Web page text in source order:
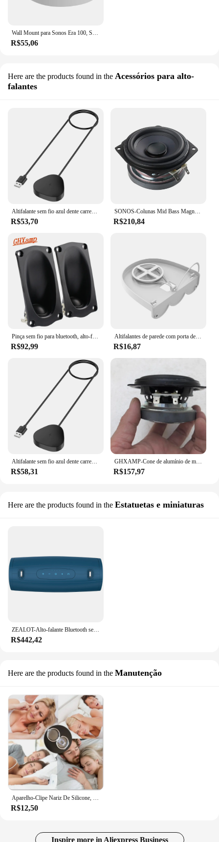
Wall Mount para Sonos Era 100, Smart Speaker Holder para suporte áudio, branco
R$55,06
Here are the products found in the Acessórios para alto-
falantes
Altifalante sem fio azul dente carregador com proteção de sobrecorrente magnética carregadorSonos Roam/Sonos Roam SL
R$53,70
SONOS-Colunas Mid Bass Magnesium Alumínio Cone, Woofer de alta qualidade, Colunas de som áudio, 3.5 ", 97mm, 4ohm, 35W, 1Pc
R$210,84
Pinça sem fio para bluetooth, alto-falante pequeno afiado de 8ohm 20w para play
R$92,99
Altifalantes de parede com porta de carregamento reservada, Espaço Saving Stands, alto-falantes duráveis, Compatível com Sonos Era 100
R$16,87
Altifalante sem fio azul dente carregador com proteção de sobrecorrente magnética carregadorSonos Roam/Sonos Roam SL
R$58,31
GHXAMP-Cone de alumínio de magnésio para SONOS Woofer, alto-falantes Mid Bass, 3,5 polegadas, 97mm, ímã enorme, 4ohm, 35W, 1PC
R$157,97
Here are the products found in the Estatuetas e miniaturas
ZEALOT-Alto-falante Bluetooth sem fio, poderoso alto-falante ao ar livre, bateria preta, microfone de plástico, Active Sonos 5.0, S39, 30W, tamanho grande
R$442,42
Here are the products found in the Manutenção
Aparelho-Clipe Nariz De Silicone, Nasal, Anti Ronco, Original Melhor Seu Sono, Durma Melhor, Mini Silicone
R$12,50
Inspire more in Aliexpress Business